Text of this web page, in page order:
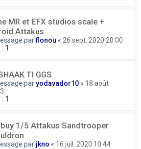
MR et EFX studios scale +
Attakus
parflonou « 26 sept. 2020 20:00
: 1
TI GGS
paryodavador10 « 18 août
: 1
1/5 Attakus Sandtrooper
par jkno « 16 juil. 2020 10:44